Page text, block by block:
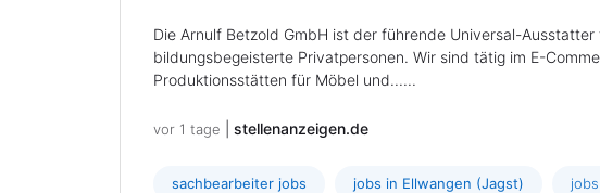
Die Arnulf Betzold GmbH ist der führende Universal-
bildungsbegeisterte Privatpersonen. Wir sind tätig im E-
Produktionsstätten für Möbel und......
vor 1 tage stellenanzeigen.de
sachbearbeiter jobs jobs in Ellwangen (Jagst)